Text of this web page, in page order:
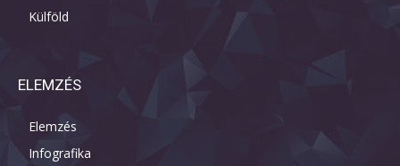
Külföld
ELEMZÉS
Elemzés
Infografika